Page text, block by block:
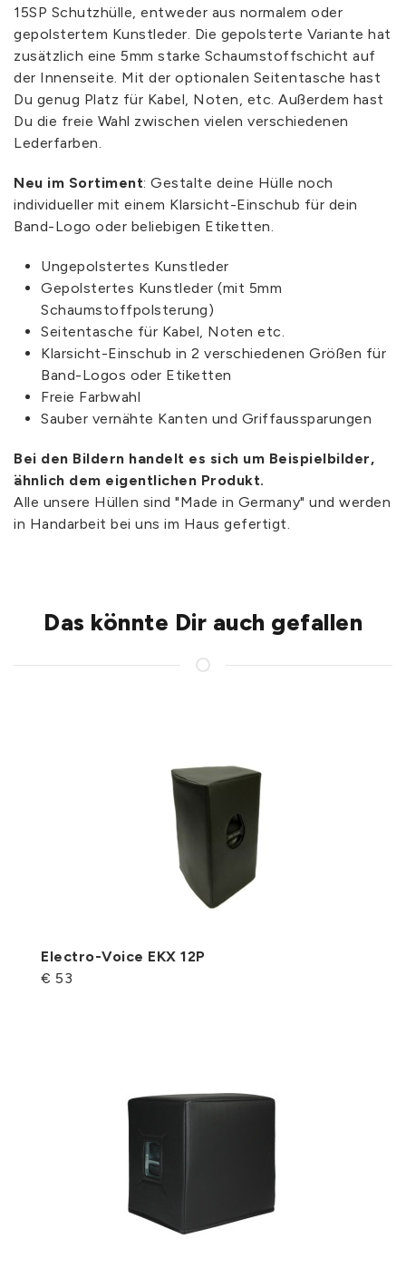
15SP Schutzhülle, entweder aus normalem oder
gepolstertem Kunstleder. Die gepolsterte Variante hat
zusätzlich eine 5mm starke Schaumstoffschicht auf
der Innenseite. Mit der optionalen Seitentasche hast
Du genug Platz für Kabel, Noten, etc. Außerdem hast
Du die freie Wahl zwischen vielen verschiedenen
Lederfarben.
Neu im Sortiment: Gestalte deine Hülle noch
individueller mit einem Klarsicht-Einschub für dein
Band-Logo oder beliebigen Etiketten.
Ungepolstertes Kunstleder
Gepolstertes Kunstleder (mit 5mm
Schaumstoffpolsterung)
Seitentasche für Kabel, Noten etc.
Klarsicht-Einschub in 2 verschiedenen Größen für
Band-Logos oder Etiketten
Freie Farbwahl
Sauber vernähte Kanten und Griffaussparungen
Bei den Bildern handelt es sich um Beispielbilder,
ähnlich dem eigentlichen Produkt.
Alle unsere Hüllen sind "Made in Germany" und werden
in Handarbeit bei uns im Haus gefertigt.
Das könnte Dir auch gefallen
Electro-Voice EKX 12P
€ 53